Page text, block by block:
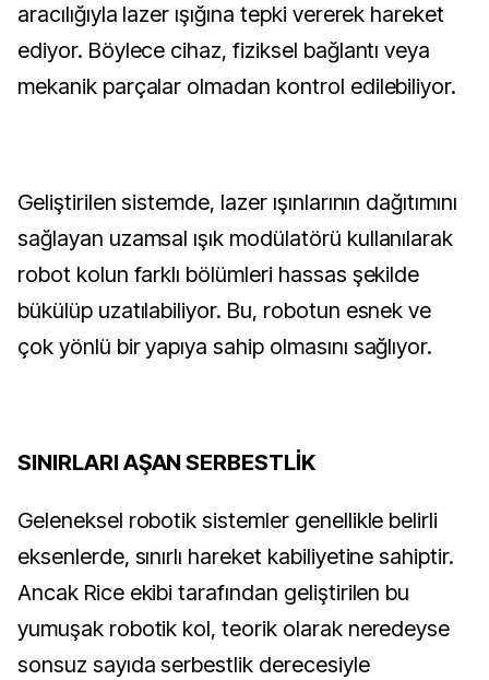
aracılığıyla lazer ışığına tepki vererek hareket
ediyor. Böylece cihaz, fiziksel bağlantı veya
mekanik parçalar olmadan kontrol edilebiliyor.
Geliştirilen sistemde, lazer ışınlarının dağıtımını
sağlayan uzamsal ışık modülatörü kullanılarak
robot kolun farklı bölümleri hassas şekilde
bükülüp uzatılabiliyor. Bu, robotun esnek ve
çok yönlü bir yapıya sahip olmasını sağlıyor.
SINIRLARI AŞAN SERBESTLİK
Geleneksel robotik sistemler genellikle belirli
eksenlerde, sınırlı hareket kabiliyetine sahiptir.
Ancak Rice ekibi tarafından geliştirilen bu
yumuşak robotik kol, teorik olarak neredeyse
sonsuz sayıda serbestlik derecesiyle